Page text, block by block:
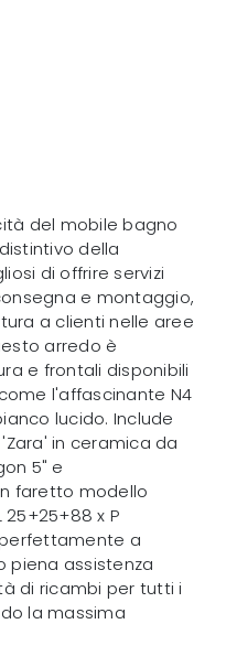
del mobile bagno
della
di offrire servizi
e montaggio,
a clienti nelle aree
arredo è
e frontali disponibili
l'affascinante N4
lucido. Include
in ceramica da
5" e
faretto modello
25+25+88 x P
a
piena assistenza
di ricambi per tutti i
la massima